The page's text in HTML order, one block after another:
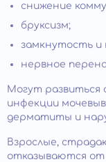
снижение
бруксизм;
замкнутость и
нервное
Могут развиться
инфекции
дерматиты и
Взрослые,
отказываются от